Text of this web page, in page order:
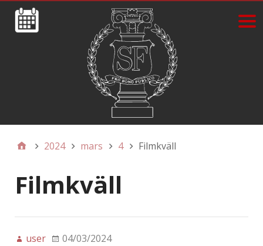
2024 mars 4 Filmkväll
Filmkväll
user 04/03/2024